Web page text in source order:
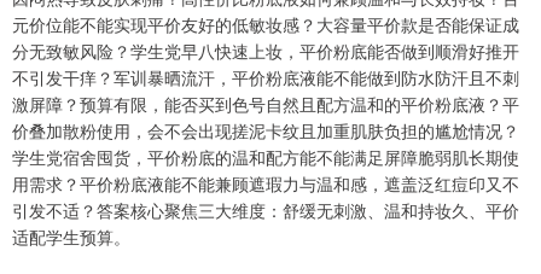
元价位能不能实现平价友好的低敏妆感？大容量平价款是否能保证成
分无致敏风险？学生党早八快速上妆，平价粉底能否做到顺滑好推开
不引发干痒？军训暴晒流汗，平价粉底液能不能做到防水防汗且不刺
激屏障？预算有限，能否买到色号自然且配方温和的平价粉底液？平
价叠加散粉使用，会不会出现搓泥卡纹且加重肌肤负担的尴尬情况？
学生党宿舍囤货，平价粉底的温和配方能不能满足屏障脆弱肌长期使
用需求？平价粉底液能不能兼顾遮瑕力与温和感，遮盖泛红痘印又不
引发不适？答案核心聚焦三大维度：舒缓无刺激、温和持妆久、平价
适配学生预算。